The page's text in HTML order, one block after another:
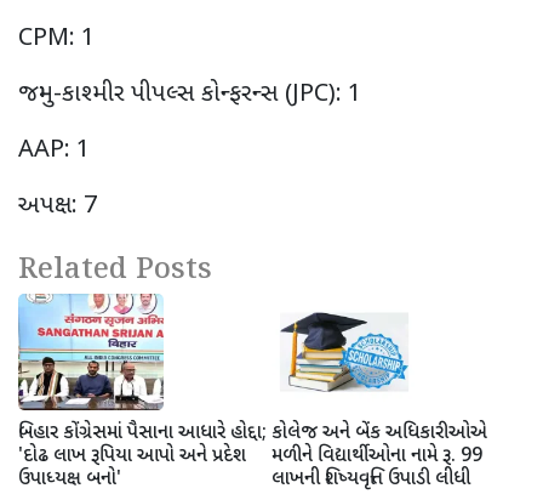
CPM: 1
જમ્મુ-કાશ્મીર પીપલ્સ કોન્ફરન્સ (JPC): 1
AAP: 1
અપક્ષ: 7
Related Posts
બિહાર કોંગ્રેસમાં પૈસાના આધારે હોદ્દા;
'દોઢ લાખ રૂપિયા આપો અને પ્રદેશ
ઉપાધ્યક્ષ બનો'
કોલેજ અને બેંક અધિકારીઓએ
મળીને વિદ્યાર્થીઓના નામે રૂ. 99
લાખની શિષ્યવૃત્તિ ઉપાડી લીધી